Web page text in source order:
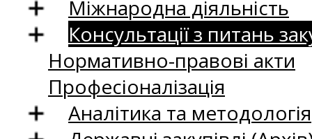
Міжнародна діяльність
Консультації з питань
Нормативно-правові акти
Професіоналізація
Аналітика та методологія